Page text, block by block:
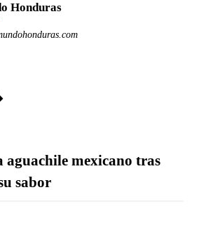
Honduras
aguachile mexicano tras
sabor